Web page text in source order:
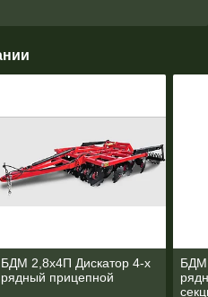
БДМ 2,8х4П Дискатор 4-х
рядный прицепной
БДМ